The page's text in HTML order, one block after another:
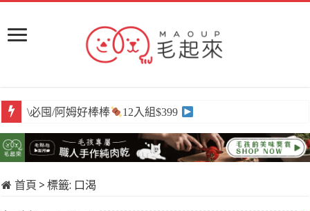
\必囤/阿姆好棒棒 12入組$399
首頁 > 標籤: 口渴